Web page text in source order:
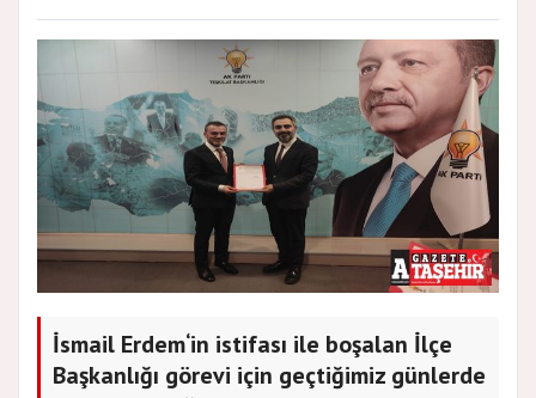
İsmail Erdem‘in istifası ile boşalan İlçe
Başkanlığı görevi için geçtiğimiz günlerde